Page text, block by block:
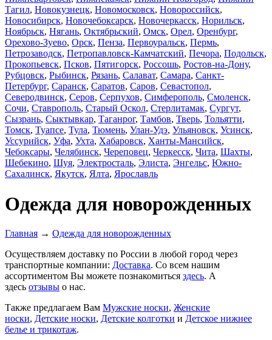
Тагил, Новокузнецк, Новомосковск, Новороссийск,
Новосибирск, Новочебоксарск, Новочеркасск, Норильск,
Ноябрьск, Нягань, Октябрьский, Омск, Орел, Оренбург,
Орехово-Зуево, Орск, Пенза, Первоуральск, Пермь,
Петрозаводск, Петропавловск-Камчатский, Печора, Подольск,
Прокопьевск, Псков, Пятигорск, Россошь, Ростов-на-Дону,
Рубцовск, Рыбинск, Рязань, Салават, Самара, Санкт-
Петербург, Саранск, Саратов, Саров, Севастопол,
Северодвинск, Серов, Серпухов, Симферополь, Смоленск,
Сочи, Ставрополь, Старый Оскол, Стерлитамак, Сургут,
Сызрань, Сыктывкар, Таганрог, Тамбов, Тверь, Тольятти,
Томск, Туапсе, Тула, Тюмень, Улан-Удэ, Ульяновск, Усинск,
Уссурийск, Уфа, Ухта, Хабаровск, Ханты-Мансийск,
Чебоксары, Челябинск, Череповец, Черкесск, Чита, Шахты,
Шебекино, Шуя, Электросталь, Элиста, Энгельс, Южно-
Сахалинск, Якутск, Ялта, Ярославль
Одежда для новорожденных
Главная → Одежда для новорожденных
Осуществляем доставку по России в любой город через
транспортные компании: Доставка. Со всем нашим
ассортиментом Вы можете познакомиться здесь. А
здесь отзывы о нас.
Также предлагаем Вам Мужские носки, Женские
носки, Детские носки, Детские колготки и Детское нижнее
белье и трикотаж.